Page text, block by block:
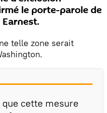
le porte-parole de
telle zone serait
cette mesure